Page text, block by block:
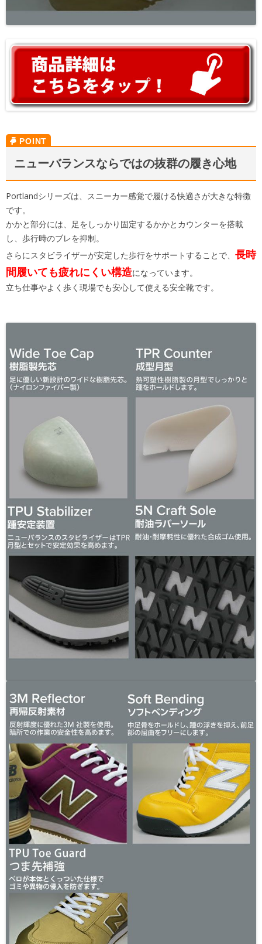
ニューバランスならではの抜群の履き心地
Portlandシリーズは、スニーカー感覚で履ける快適さが大きな特徴
です。
かかと部分には、足をしっかり固定するかかとカウンターを搭載
し、歩行時のブレを抑制。
さらにスタビライザーが安定した歩行をサポートすることで、 長時
間履いても疲れにくい構造になっています。
立ち仕事やよく歩く現場でも安心して使える安全靴です。